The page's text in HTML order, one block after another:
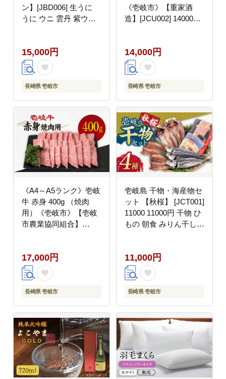
ン】[JBD006] 生うに
うに ウニ 雲丹 紫ウニ
15,000円
長崎県 壱岐市
《壱岐市》【重家酒
造】[JCU002] 14000
14,000円
長崎県 壱岐市
《A4～A5ランク》壱岐
牛 赤身 400g （焼肉
用）《壱岐市》【壱岐
市農業協同組合】
17000円 のし プレゼン
ト ギフト
17,000円
長崎県 壱岐市
壱岐島 干物・海産物セ
ット 【秋桜】 [JCT001]
11000 11000円 干物 ひ
もの 朝食 みりん干し
11,000円
長崎県 壱岐市